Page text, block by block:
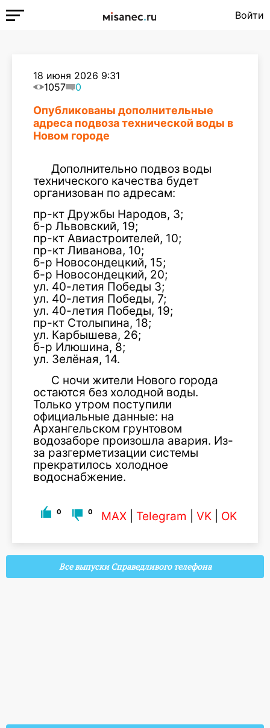
Войти
18 июня 2026 9:31
1057
0
Опубликованы дополнительные
адреса подвоза технической воды в
Новом городе
Дополнительно подвоз воды
технического качества будет
организован по адресам:
пр-кт Дружбы Народов, 3;
б-р Львовский, 19;
пр-кт Авиастроителей, 10;
пр-кт Ливанова, 10;
б-р Новосондецкий, 15;
б-р Новосондецкий, 20;
ул. 40-летия Победы 3;
ул. 40-летия Победы, 7;
ул. 40-летия Победы, 19;
пр-кт Столыпина, 18;
ул. Карбышева, 26;
б-р Илюшина, 8;
ул. Зелёная, 14.
С ночи жители Нового города
остаются без холодной воды.
Только утром поступили
официальные данные: на
Архангельском грунтовом
водозаборе произошла авария. Из-
за разгерметизации системы
прекратилось холодное
водоснабжение.
0 0 MAX Telegram VK OK
Все выпуски Справедливого телефона